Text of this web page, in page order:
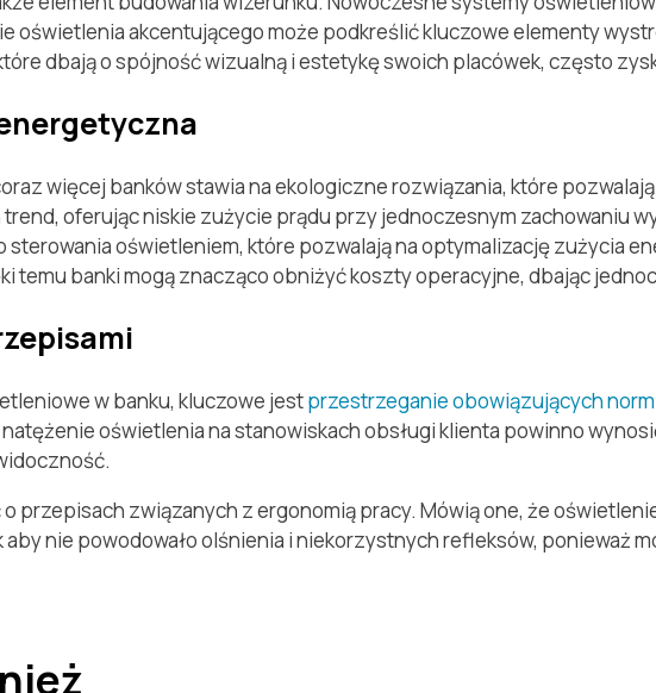
oświetlenia akcentującego może podkreślić kluczowe elementy
dbają o spójność wizualną i estetykę swoich placówek, często
więcej banków stawia na ekologiczne rozwiązania, które
oferując niskie zużycie prądu przy jednoczesnym zachowaniu
oświetleniem, które pozwalają na optymalizację zużycia
temu banki mogą znacząco obniżyć koszty operacyjne, dbając
w banku, kluczowe jestprzestrzeganie obowiązujących norm
oświetlenia na stanowiskach obsługi klienta powinno
przepisach związanych z ergonomią pracy. Mówią one, że
nie powodowało olśnienia i niekorzystnych refleksów, ponieważ